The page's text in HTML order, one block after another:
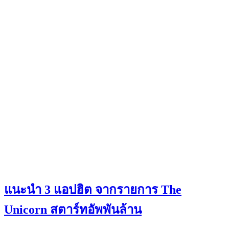
แนะนำ 3 แอปฮิต จากรายการ The
Unicorn สตาร์ทอัพพันล้าน